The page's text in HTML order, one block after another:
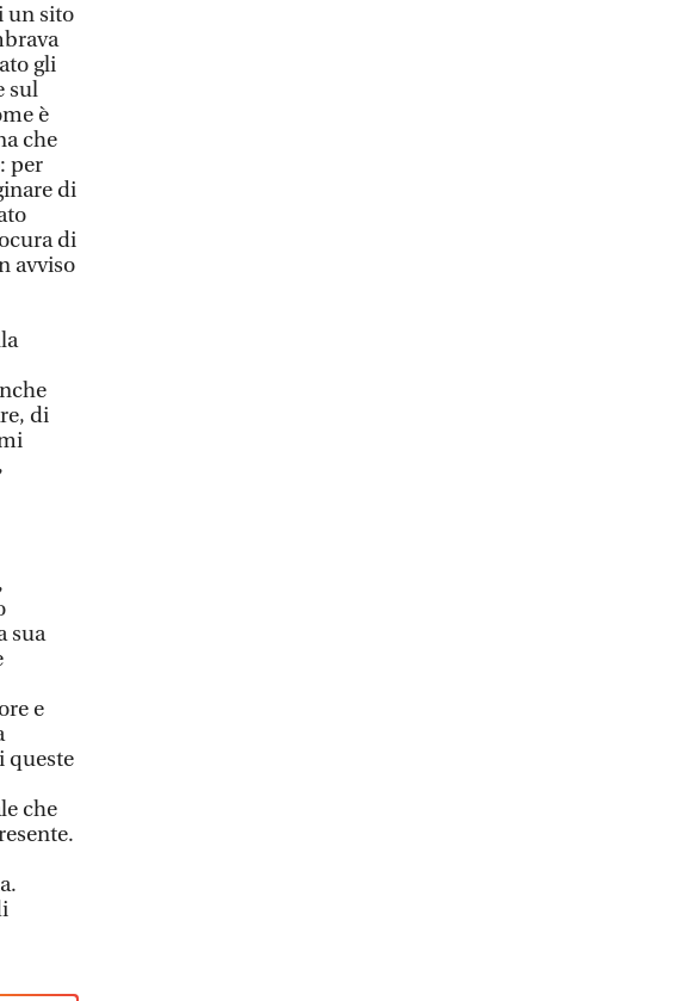
un sito
gli
sul
è
che
per
di
di
avviso
di
sua
e
queste
che